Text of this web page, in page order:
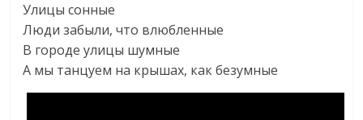
Улицы сонные
Люди забыли, что влюбленные
В городе улицы шумные
А мы танцуем на крышах, как безумные